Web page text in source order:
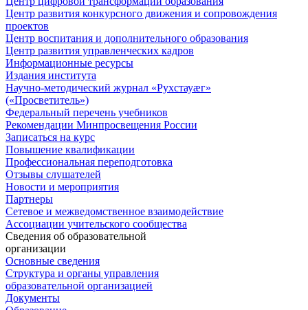
Центр развития конкурсного движения и сопровождения
проектов
Центр воспитания и дополнительного образования
Центр развития управленческих кадров
Информационные ресурсы
Издания института
Научно-методический журнал «Рухстауæг»
(«Просветитель»)
Федеральный перечень учебников
Рекомендации Минпросвещения России
Записаться на курс
Повышение квалификации
Профессиональная переподготовка
Отзывы слушателей
Новости и мероприятия
Партнеры
Сетевое и межведомственное взаимодействие
Ассоциации учительского сообщества
Сведения об образовательной
организации
Основные сведения
Структура и органы управления
образовательной организацией
Документы